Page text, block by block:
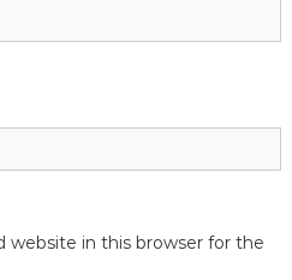
website in this browser for the